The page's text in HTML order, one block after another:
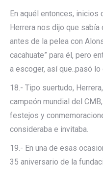
En aquél entonces, inicios
Herrera nos dijo que sabía
antes de la pelea con
cacahuate” para él, pero
a escoger, así que..pasó lo
18.- Tipo suertudo,
campeón mundial del
festejos y
consideraba e invitaba.
19.- En una de esas
35 aniversario de la